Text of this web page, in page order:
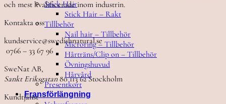
Stick Hair
Stick Hair – Rakt
Tillbehör
Nail hair – Tillbehör
Microring – Tillbehör
Hårträns/Clip on – Tillbehör
Övningshuvud
Hårvård
Presentkort
Fransförlängning
och mest kvalificerade inom industrin.
Kontakta oss
kundservice@swedishnatural.se
0766 – 33 67 96
SweNat AB,
Sankt Eriksgatan 80 113 62 Stockholm
Kundtjänst